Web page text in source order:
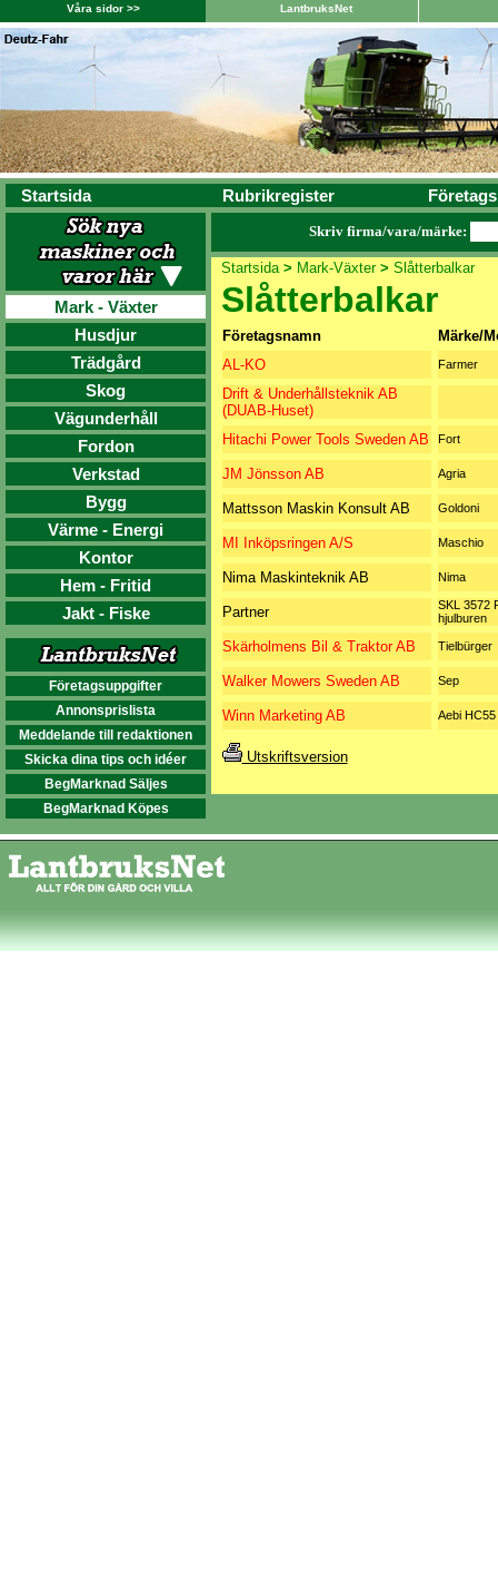
Våra sidor >> LantbruksNet
Startsida Rubrikregister
Mark - Växter
Husdjur
Trädgård
Skog
Vägunderhåll
Fordon
Verkstad
Bygg
Värme - Energi
Kontor
Hem - Fritid
Jakt - Fiske
Företagsuppgifter
Annonsprislista
Meddelande till redaktionen
Skicka dina tips och idéer
BegMarknad Säljes
BegMarknad Köpes
Skriv firma/vara/märke:
Startsida> Mark-Växter> Slåtterbalkar
Slåtterbalkar
Företagsnamn
Märke/
AL-KO
Farmer
Drift & Underhållsteknik AB
(DUAB-Huset)
Hitachi Power Tools Sweden AB
Fort
JM Jönsson AB Agria
Mattsson Maskin Konsult AB Goldoni
MI Inköpsringen A/S Maschio
Nima Maskinteknik AB Nima
Partner
SKL 3572
hjulburen
Skärholmens Bil & Traktor AB Tielbürger
Walker Mowers Sweden AB Sep
Winn Marketing AB Aebi HC55
Utskriftsversion